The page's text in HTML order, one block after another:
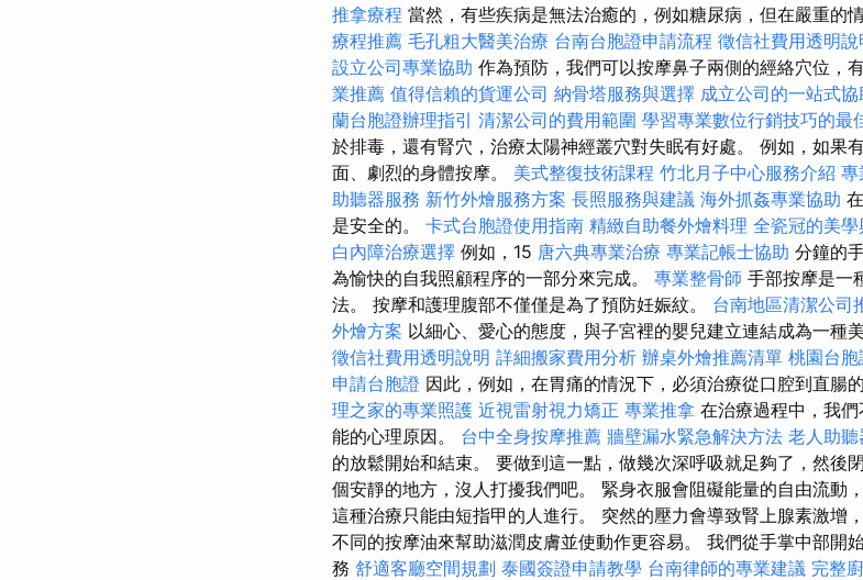
推拿療程 當然，有些疾病是無法治癒的，例如糖尿病，但在嚴重的
療程推薦 毛孔粗大醫美治療 台南台胞證申請流程 徵信社費用透明說
設立公司專業協助 作為預防，我們可以按摩鼻子兩側的經絡穴位，
業推薦 值得信賴的貨運公司 納骨塔服務與選擇 成立公司的一站式協
蘭台胞證辦理指引 清潔公司的費用範圍 學習專業數位行銷技巧的最
於排毒，還有腎穴，治療太陽神經叢穴對失眠有好處。 例如，如果
面、劇烈的身體按摩。 美式整復技術課程 竹北月子中心服務介紹 專
助聽器服務 新竹外燴服務方案 長照服務與建議 海外抓姦專業協助
是安全的。 卡式台胞證使用指南 精緻自助餐外燴料理 全瓷冠的美學
白內障治療選擇 例如，15 唐六典專業治療 專業記帳士協助 分鐘的
為愉快的自我照顧程序的一部分來完成。 專業整骨師 手部按摩是一
法。 按摩和護理腹部不僅僅是為了預防妊娠紋。 台南地區清潔公司
外燴方案 以細心、愛心的態度，與子宮裡的嬰兒建立連結成為一種
徵信社費用透明說明 詳細搬家費用分析 辦桌外燴推薦清單 桃園台
申請台胞證 因此，例如，在胃痛的情況下，必須治療從口腔到直腸
理之家的專業照護 近視雷射視力矯正 專業推拿 在治療過程中，我
能的心理原因。 台中全身按摩推薦 牆壁漏水緊急解決方法 老人助
的放鬆開始和結束。 要做到這一點，做幾次深呼吸就足夠了，然後
個安靜的地方，沒人打擾我們吧。 緊身衣服會阻礙能量的自由流動
這種治療只能由短指甲的人進行。 突然的壓力會導致腎上腺素激增
不同的按摩油來幫助滋潤皮膚並使動作更容易。 我們從手掌中部開
務 舒適客廳空間規劃 泰國簽證申請教學 台南律師的專業建議 完整